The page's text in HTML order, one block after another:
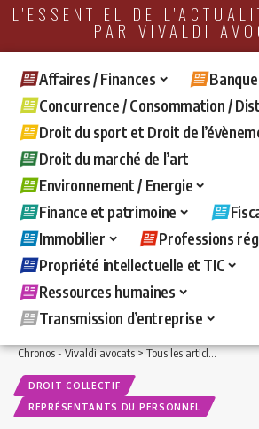
L'ESSENTIEL DE
PAR VIVALDI
Affaires / Finances
Concurrence / Consommation /
Droit du sport et Droit de
Droit du marché de l’art
Environnement / Energie
Finance et patrimoine
Immobilier
Professions
Propriété intellectuelle et TIC
Ressources humaines
Transmission d’entreprise
Chronos - Vivaldi avocats>Tous les articles >
DROIT COLLECTIF
REPRÉSENTANTS DU PERSONNEL